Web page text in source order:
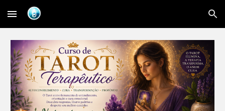
Skip to main content Skip to navigation